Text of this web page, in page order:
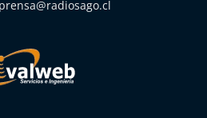
prensa@radiosago.cl